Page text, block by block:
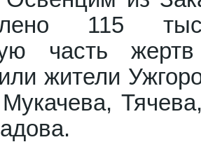
115
часть
жители